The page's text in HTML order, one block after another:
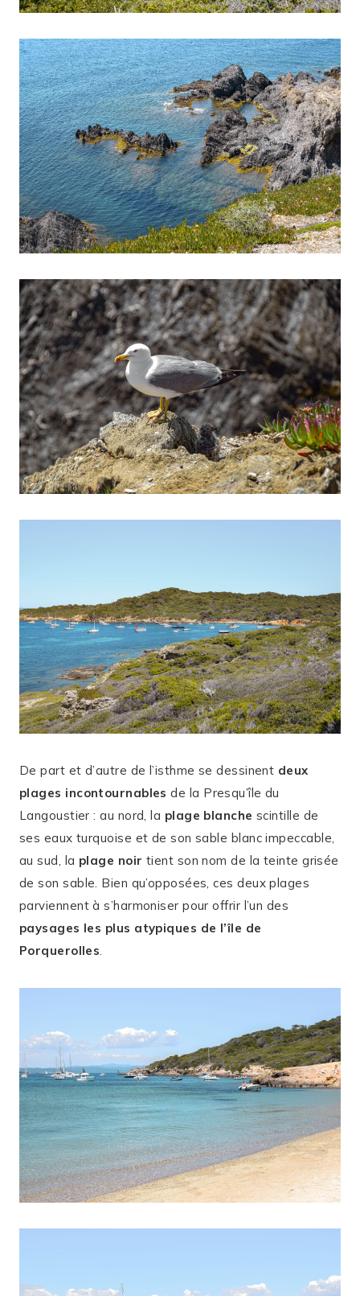
De part et d’autre de l’isthme se dessinent deux
plages incontournables de la Presqu’île du
Langoustier : au nord, la plage blanche scintille de
ses eaux turquoise et de son sable blanc impeccable,
au sud, la plage noir tient son nom de la teinte grisée
de son sable. Bien qu’opposées, ces deux plages
parviennent à s’harmoniser pour offrir l’un des
paysages les plus atypiques de l’île de
Porquerolles.